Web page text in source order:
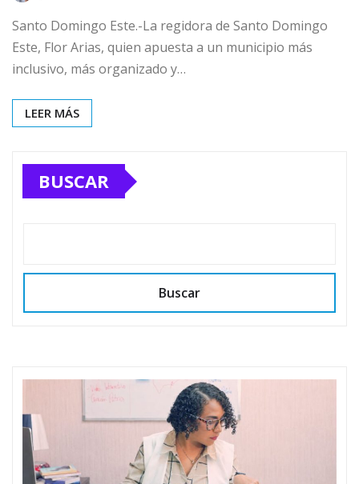
Santo Domingo Este.-La regidora de Santo Domingo
Este, Flor Arias, quien apuesta a un municipio más
inclusivo, más organizado y…
LEER MÁS
BUSCAR
Buscar